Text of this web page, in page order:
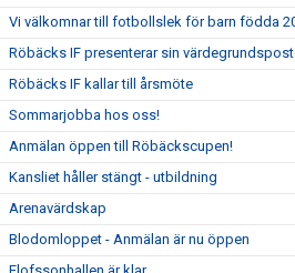
Vi välkomnar till fotbollslek för barn födda
Röbäcks IF presenterar sin
Röbäcks IF kallar till årsmöte
Sommarjobba hos oss!
Anmälan öppen till Röbäckscupen!
Kansliet håller stängt - utbildning
Arenavärdskap
Blodomloppet - Anmälan är nu öppen